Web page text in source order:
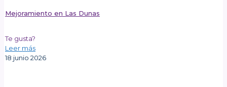
Mejoramiento en Las Dunas
Te gusta?
Leer más
18 junio 2026